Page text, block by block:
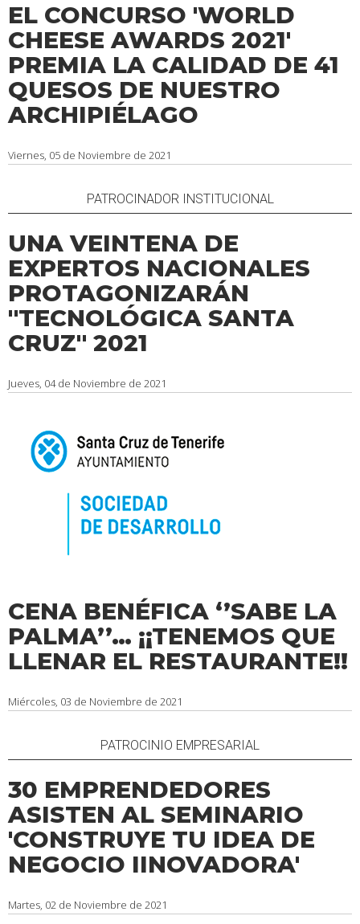
EL CONCURSO 'WORLD
CHEESE AWARDS 2021'
PREMIA LA CALIDAD DE 41
QUESOS DE NUESTRO
ARCHIPIÉLAGO
Viernes, 05 de Noviembre de 2021
PATROCINADOR INSTITUCIONAL
UNA VEINTENA DE
EXPERTOS NACIONALES
PROTAGONIZARÁN
''TECNOLÓGICA SANTA
CRUZ'' 2021
Jueves, 04 de Noviembre de 2021
CENA BENÉFICA ‘’SABE LA
PALMA’’… ¡¡TENEMOS QUE
LLENAR EL RESTAURANTE!!
Miércoles, 03 de Noviembre de 2021
PATROCINIO EMPRESARIAL
30 EMPRENDEDORES
ASISTEN AL SEMINARIO
'CONSTRUYE TU IDEA DE
NEGOCIO IINOVADORA'
Martes, 02 de Noviembre de 2021